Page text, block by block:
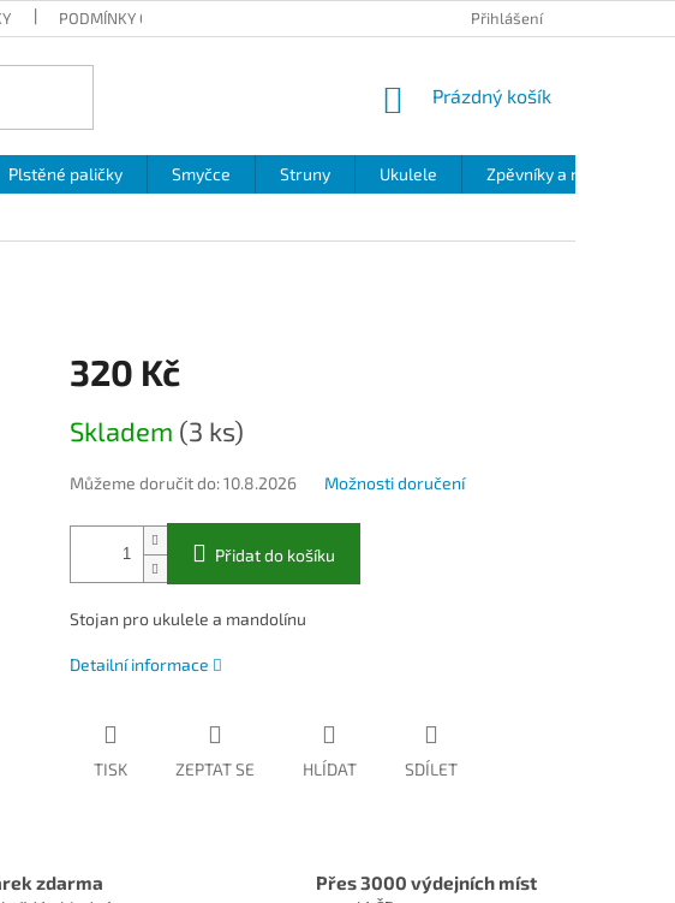
PODMÍNKY OCHRANY OSOBNÍCH ÚDAJŮ Přihlášení
NÁKUPNÍ
Prázdný košík
Plstěné paličky Smyčce Struny Ukulele Zpěvníky a noty
320 Kč
cena:
Skladem (3 ks)
Můžeme doručit do: 10.8.2026 Možnosti doručení
Přidat do košíku
Stojan pro ukulele a mandolínu
Detailní informace
TISK ZEPTAT SE HLÍDAT SDÍLET
zdarma Přes 3000 výdejních míst